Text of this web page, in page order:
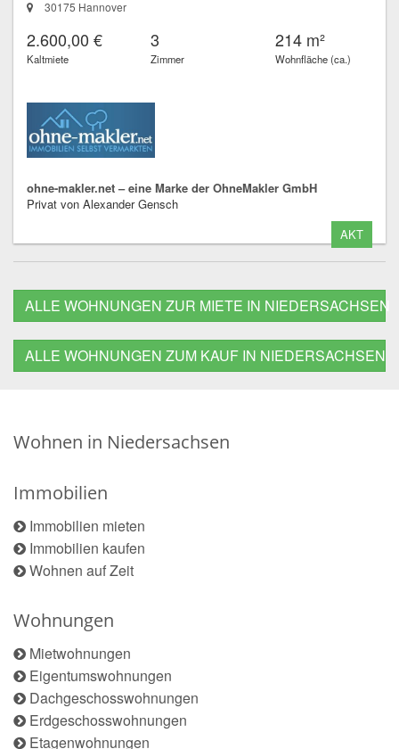
30175 Hannover
2.600,00 €
Kaltmiete
3
Zimmer
214 m²
Wohnfläche (ca.)
ohne-makler.net – eine Marke der OhneMakler GmbH
Privat von Alexander Gensch
AKT
ALLE WOHNUNGEN ZUR MIETE IN NIEDERSACHSEN
ALLE WOHNUNGEN ZUM KAUF IN NIEDERSACHSEN
Wohnen in Niedersachsen
Immobilien
Immobilien mieten
Immobilien kaufen
Wohnen auf Zeit
Wohnungen
Mietwohnungen
Eigentumswohnungen
Dachgeschosswohnungen
Erdgeschosswohnungen
Etagenwohnungen